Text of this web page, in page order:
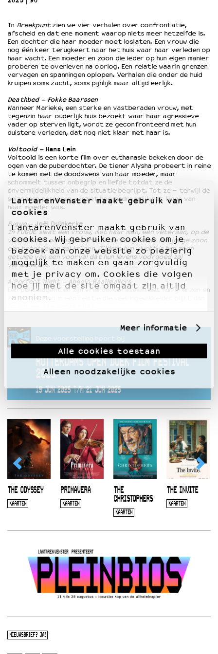
LantarenVenster maakt gebruik van
cookies
LantarenVenster maakt gebruik van
cookies. Wij gebruiken cookies om je
bezoek aan onze website zo plezierig
mogelijk te maken en gaan zorgvuldig
met je privacy om. Cookies die volgen
hoe jij met de site omgaat zijn altijd
anoniem.
Meer informatie
Alle cookies toestaan
Alleen noodzakelijke cookies
OVER LANTARENVENSTER
Wat we doen
Werken bij
Wie is wie
Word vriend
Historie
Partners
Huisregels
Privacyverklaring
Integriteits- en gedragscode
Culturele boycot Israël
Ruimte voor artistieke vrijheid – VNPF
In Breekpuntzien we vier verhalen over confrontatie,
afscheid en dat ene moment waarop niets meer hetzelfde is.
Een dochter die haar moeder moet loslaten. Een vrouw die
nog één keer terugkeert naar het huis waar haar verleden op
haar wacht. Een moeder en zoon die ieder op hun eigen manier
proberen te overleven na oorlog. Een relatie waarin grenzen
vervagen en spanningen oplopen. Verhalen die onder de huid
kruipen soms zacht, soms pijnlijk maar altijd eerlijk.
Deathbed – Fokke Baarssen
Wanneer Marieke, een sterke en vastberaden vrouw, met
tegenzin haar ouderlijk huis bezoekt waar haar agressieve
vader op sterven ligt, wordt ze geconfronteerd met hun
duistere verleden, dat nog niet klaar met haar is.
Voltooid – Hans Lein
Voltooid is een korte film over euthanasie bekeken door de
ogen van de puberdochter. De tiener Alysha probeert in reine
te komen met de doodswens van haar moeder, maar
schommelt tussen onbegrip en liefde totdat ze de
onvermijdelijkheid van de situatie begrijpt. Tot ze – terwijl de
seizoenen passeren – inziet hoe ondraaglijk het lijden van
haar moeder was.
Fugue – Joël Duinkerke
InFUGUEslaat een vrouw, met haar man, een veteraan, op de
vlucht voor oorlog om ervoor te zorgen dat hun jonge zoon
een beter leven zal krijgen. Tijdens hun vlucht is hun zoon
getuige van een voorval dat hun levens voorgoed zal
veranderen…
A Perfect Night – Angelo Raaijmakers
Een politieagent en zijn vriendin worstelen met hun grenzen en
zelfbeheersing in een relatie die veel ingewikkelder blijkt dan
Deze voorstelling hoort bij
ROTTERDAMS OPEN DOEK FILM FESTIVAL
2025
19 JUN 2025 T/M 21 JUN 2025
THE ODYSSEY
KAARTEN
PRIMAVERA
KAARTEN
THE
CHRISTOPHERS
KAARTEN
THE INVITE
KAARTEN
NIEUWSBRIEF? JA!